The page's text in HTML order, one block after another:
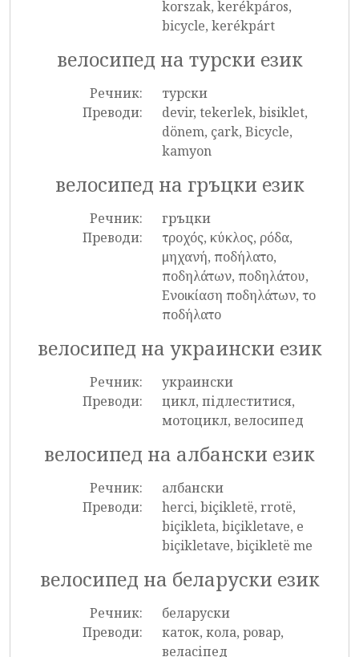
korszak, kerékpáros,
bicycle, kerékpárt
велосипед на турски език
Речник:
турски
Преводи:
devir, tekerlek, bisiklet,
dönem, çark, Bicycle,
kamyon
велосипед на гръцки език
Речник:
гръцки
Преводи:
τροχός, κύκλος, ρόδα,
μηχανή, ποδήλατο,
ποδηλάτων, ποδηλάτου,
Ενοικίαση ποδηλάτων, το
ποδήλατο
велосипед на украински език
Речник:
украински
Преводи:
цикл, підлеститися,
мотоцикл, велосипед
велосипед на албански език
Речник:
албански
Преводи:
herci, biçikletë, rrotë,
biçikleta, biçikletave, e
biçikletave, biçikletë me
велосипед на беларуски език
Речник:
беларуски
Преводи:
каток, кола, ровар,
веласіпед